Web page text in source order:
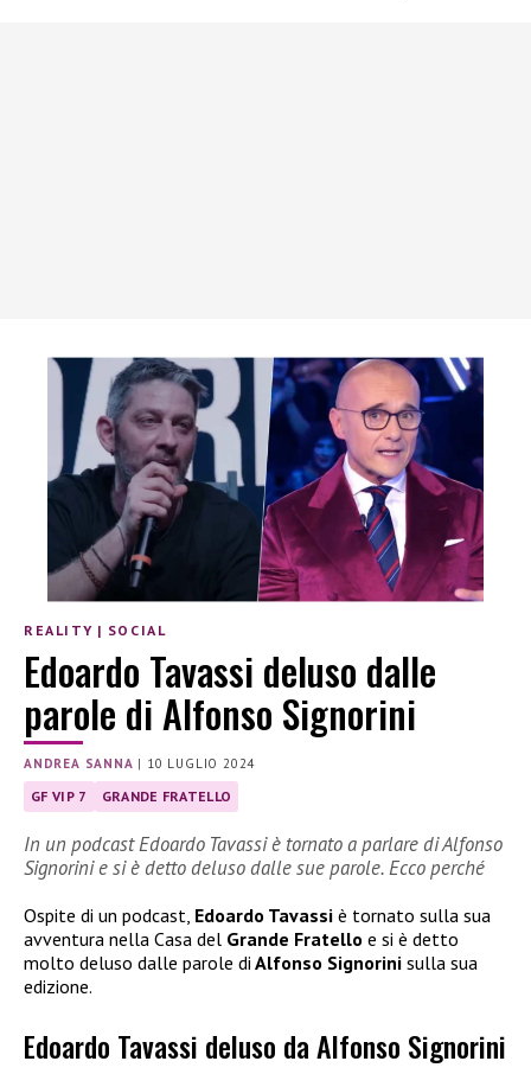
REALITY | SOCIAL
Edoardo Tavassi deluso dalle
parole di Alfonso Signorini
ANDREA SANNA | 10 LUGLIO 2024
GF VIP 7 GRANDE FRATELLO
In un podcast Edoardo Tavassi è tornato a parlare di Alfonso
Signorini e si è detto deluso dalle sue parole. Ecco perché
Ospite di un podcast, Edoardo Tavassi è tornato sulla sua
avventura nella Casa del Grande Fratello e si è detto
molto deluso dalle parole di Alfonso Signorini sulla sua
edizione.
Edoardo Tavassi deluso da Alfonso Signorini